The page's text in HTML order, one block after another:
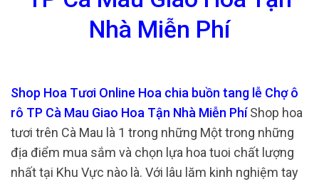
Nhà Miễn Phí
Shop Hoa Tươi Online Hoa chia buồn tang lễ Chợ ô
rô TP Cà Mau Giao Hoa Tận Nhà Miễn PhíShop hoa
tươi trên Cà Mau là 1 trong những Một trong những
địa điểm mua sắm và chọn lựa hoa tuoi chất lượng
nhất tại Khu Vực nào là. Với lâu lăm kinh nghiệm tay